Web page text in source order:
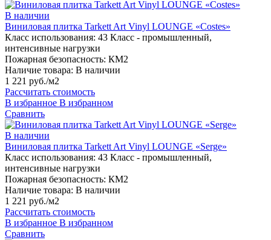
В наличии
Виниловая плитка Tarkett Art Vinyl LOUNGE «Costes»
Класс использования: 43 Класс - промышленный,
интенсивные нагрузки
Пожарная безопасность: КМ2
Наличие товара: В наличии
1 221 руб./м2
Рассчитать стоимость
В избранное В избранном
Сравнить
В наличии
Виниловая плитка Tarkett Art Vinyl LOUNGE «Serge»
Класс использования: 43 Класс - промышленный,
интенсивные нагрузки
Пожарная безопасность: КМ2
Наличие товара: В наличии
1 221 руб./м2
Рассчитать стоимость
В избранное В избранном
Сравнить